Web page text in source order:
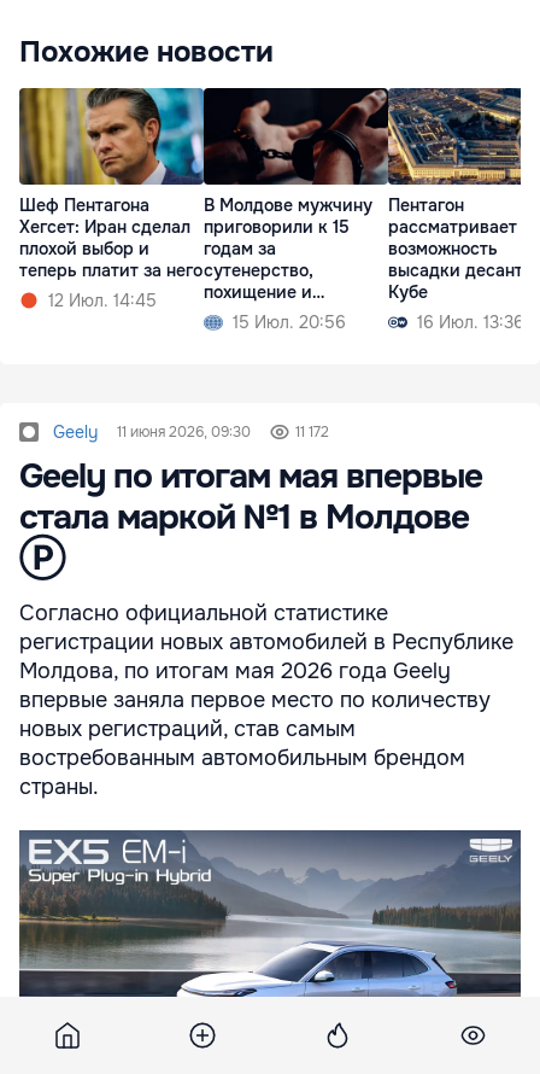
Похожие новости
Шеф Пентагона
Хегсет: Иран сделал
плохой выбор и
теперь платит за него
12 Июл. 14:45
В Молдове мужчину
приговорили к 15
годам за
сутенерство,
похищение и
изнасилование
15 Июл. 20:56
Пентагон
рассматривает
возможность
высадки десанта
Кубе
16 Июл. 13:36
Geely 11 июня 2026, 09:30 11 172
Geely по итогам мая впервые
стала маркой №1 в Mолдове
Ⓟ
Согласно официальной статистике
регистрации новых автомобилей в Республике
Молдова, по итогам мая 2026 года Geely
впервые заняла первое место по количеству
новых регистраций, став самым
востребованным автомобильным брендом
страны.